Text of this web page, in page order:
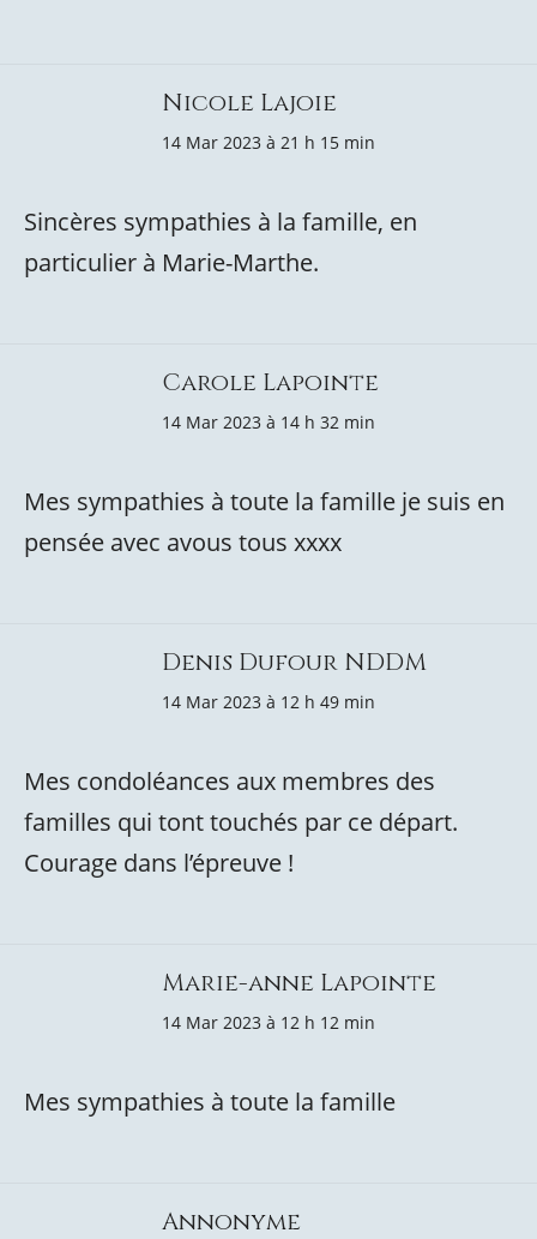
Nicole Lajoie
14 Mar 2023 à 21 h 15 min
Sincères sympathies à la famille, en
particulier à Marie-Marthe.
Carole Lapointe
14 Mar 2023 à 14 h 32 min
Mes sympathies à toute la famille je suis en
pensée avec avous tous xxxx
Denis Dufour NDDM
14 Mar 2023 à 12 h 49 min
Mes condoléances aux membres des
familles qui tont touchés par ce départ.
Courage dans l’épreuve !
Marie-anne Lapointe
14 Mar 2023 à 12 h 12 min
Mes sympathies à toute la famille
Annonyme